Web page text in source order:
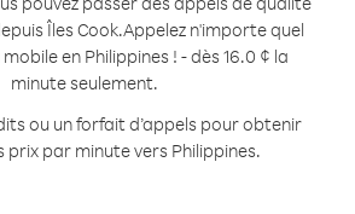
Îles Cook.Appelez n'importe quel
en Philippines ! - dès 16.0 ¢ la
minute seulement.
ou un forfait d’appels pour obtenir
prix par minute vers Philippines.